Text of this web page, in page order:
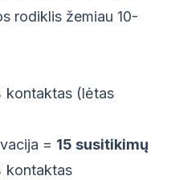
rodiklis žemiau 10-
kontaktas (lėtas
= 15 susitikimų
kontaktas